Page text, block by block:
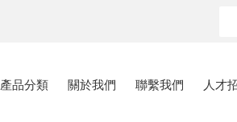
產品分類 關於我們 聯繫我們 人才